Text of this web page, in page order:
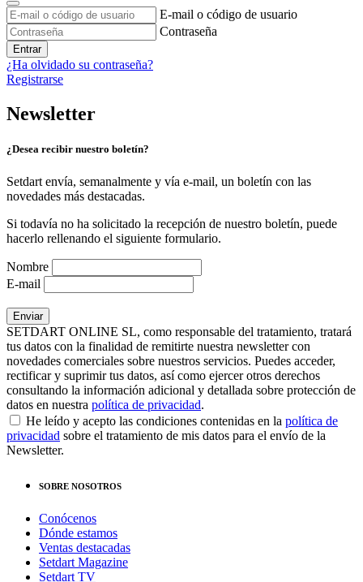
E-mail o código de usuario
Contraseña
Entrar
¿Ha olvidado su contraseña?
Registrarse
Newsletter
¿Desea recibir nuestro boletín?
Setdart envía, semanalmente y vía e-mail, un boletín con las
novedades más destacadas.
Si todavía no ha solicitado la recepción de nuestro boletín, puede
hacerlo rellenando el siguiente formulario.
Nombre
E-mail
SETDART ONLINE SL, como responsable del tratamiento, tratará
tus datos con la finalidad de remitirte nuestra newsletter con
novedades comerciales sobre nuestros servicios. Puedes acceder,
rectificar y suprimir tus datos, así como ejercer otros derechos
consultando la información adicional y detallada sobre protección de
datos en nuestra política de privacidad.
He leído y acepto las condiciones contenidas en la política de
privacidad sobre el tratamiento de mis datos para el envío de la
Newsletter.
SOBRE NOSOTROS
Conócenos
Dónde estamos
Ventas destacadas
Setdart Magazine
Setdart TV